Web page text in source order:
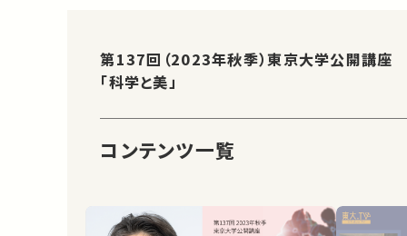
第137回（2023年秋季）東京大学公開講座
「科学と美」
コンテンツ一覧